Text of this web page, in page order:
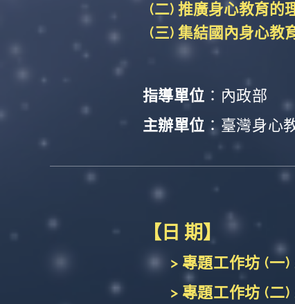
(二) 推廣身心教育的
(三) 集結國內身心教
指導單位 ：內政部
主辦單位 ：臺灣身心
【日 期】
> 專題工作坊 (一
> 專題工作坊 (二